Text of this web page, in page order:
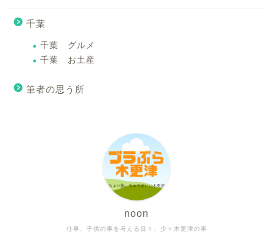
千葉
千葉 グルメ
千葉 お土産
筆者の思う所
仕事、子供の事を考える日々、少々木更津の事
noon